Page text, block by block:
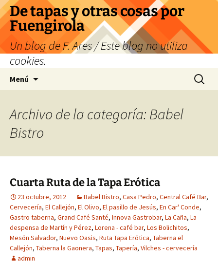
Saltar
al
contenido
De tapas y otras cosas por
Fuengirola
Un blog de F. Ares / Este blog no utiliza
cookies.
Menú Buscar:
Archivo de la categoría: Babel
Bistro
Cuarta Ruta de la Tapa Erótica
23 octubre, 2012 Babel Bistro, Casa Pedro, Central Café Bar,
Cervecería, El Callejón, El Olivo, El pasillo de Jesús, En Car' Conde,
Gastro taberna, Grand Café Santé, Innova Gastrobar, La Caña, La
despensa de Martín y Pérez, Lorena - café bar, Los Bolichitos,
Mesón Salvador, Nuevo Oasis, Ruta Tapa Erótica, Taberna el
Callejón, Taberna la Gaonera, Tapas, Tapería, Vilches - cervecería
admin